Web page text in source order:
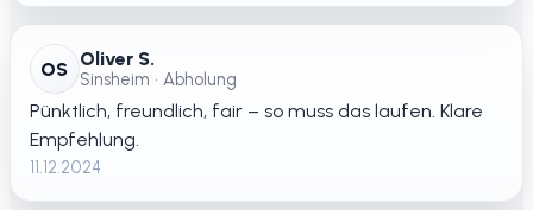
OS Oliver S.
Sinsheim • Abholung
Pünktlich, freundlich, fair – so muss das laufen. Klare
Empfehlung.
11.12.2024